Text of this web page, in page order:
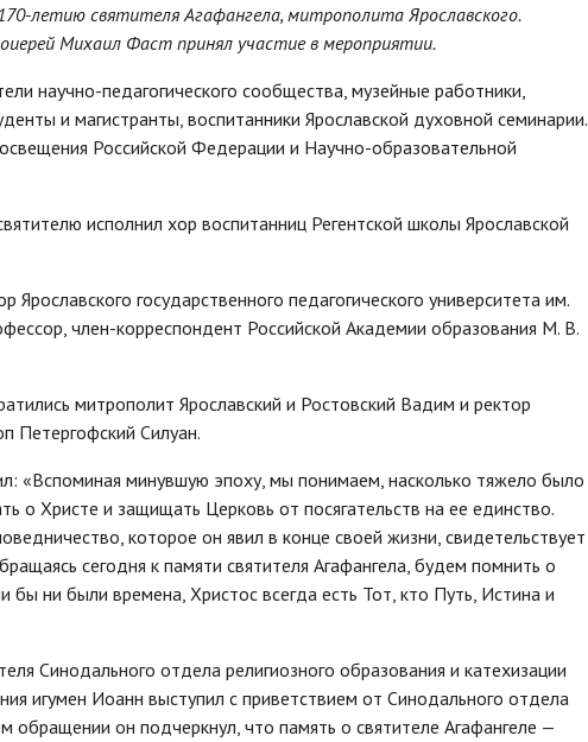
летию святителя Агафангела, митрополита Ярославского.
Михаил Фаст принял участие в мероприятии.
научно-педагогического сообщества, музейные работники,
и магистранты, воспитанники Ярославской духовной семинарии.
Российской Федерации и Научно-образовательной
исполнил хор воспитанниц Регентской школы Ярославской
государственного педагогического университета им.
член-корреспондент Российской Академии образования М. В.
митрополит Ярославский и Ростовский Вадим и ректор
Петергофский Силуан.
«Вспоминая минувшую эпоху, мы понимаем, насколько тяжело было
о Христе и защищать Церковь от посягательств на ее единство.
которое он явил в конце своей жизни, свидетельствует
сегодня к памяти святителя Агафангела, будем помнить о
ни были времена, Христос всегда есть Тот, кто Путь, Истинa и
Синодального отдела религиозного образования и катехизации
игумен Иоанн выступил с приветствием от Синодального отдела
обращении он подчеркнул, что память о святителе Агафангеле —